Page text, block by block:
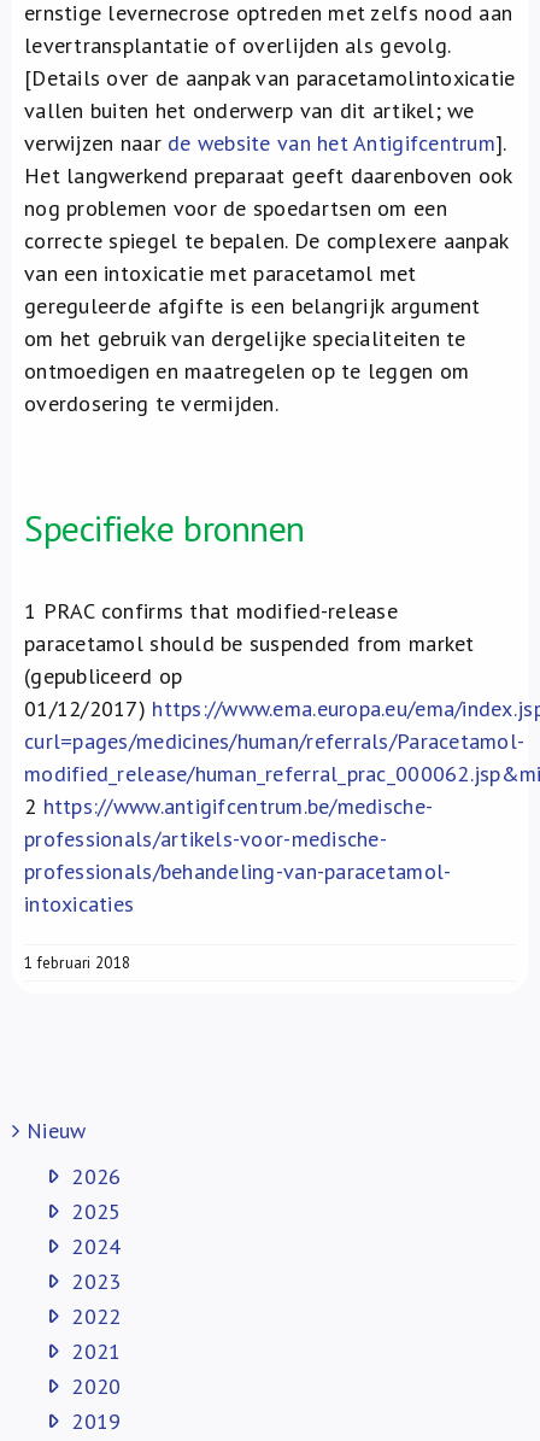
ernstige levernecrose optreden met zelfs nood aan
levertransplantatie of overlijden als gevolg.
[Details over de aanpak van paracetamolintoxicatie
vallen buiten het onderwerp van dit artikel; we
verwijzen naar de website van het Antigifcentrum].
Het langwerkend preparaat geeft daarenboven ook
nog problemen voor de spoedartsen om een
correcte spiegel te bepalen. De complexere aanpak
van een intoxicatie met paracetamol met
gereguleerde afgifte is een belangrijk argument
om het gebruik van dergelijke specialiteiten te
ontmoedigen en maatregelen op te leggen om
overdosering te vermijden.
Specifieke bronnen
1 PRAC confirms that modified-release
paracetamol should be suspended from market
(gepubliceerd op
01/12/2017) https://www.ema.europa.eu/ema/
curl=pages/medicines/human/referrals/Paracetamol-
modified_release/
2 https://www.antigifcentrum.be/medische-
professionals/artikels-voor-medische-
professionals/behandeling-van-paracetamol-
intoxicaties
1 februari 2018
Nieuw
2026
2025
2024
2023
2022
2021
2020
2019